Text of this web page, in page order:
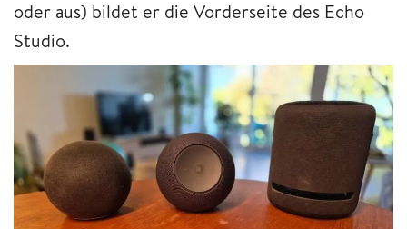
oder aus) bildet er die Vorderseite des Echo
Studio.